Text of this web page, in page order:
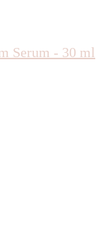
Serum - 30 ml